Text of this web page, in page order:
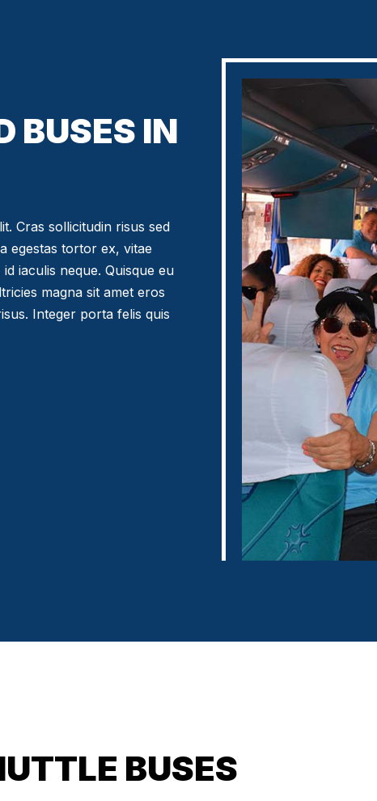
BUSES IN
Cras sollicitudin risus sed
egestas tortor ex, vitae
iaculis neque. Quisque eu
magna sit amet eros
Integer porta felis quis
BUSES